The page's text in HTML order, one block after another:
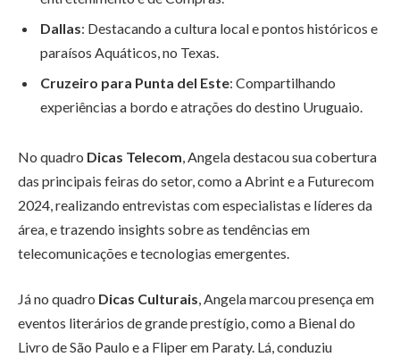
Dallas: Destacando a cultura local e pontos históricos e
paraísos Aquáticos, no Texas.
Cruzeiro para Punta del Este: Compartilhando
experiências a bordo e atrações do destino Uruguaio.
No quadro Dicas Telecom , Angela destacou sua cobertura
das principais feiras do setor, como a Abrint e a Futurecom
2024, realizando entrevistas com especialistas e líderes da
área, e trazendo insights sobre as tendências em
telecomunicações e tecnologias emergentes.
Já no quadro Dicas Culturais, Angela marcou presença em
eventos literários de grande prestígio, como a Bienal do
Livro de São Paulo e a Fliper em Paraty. Lá, conduziu